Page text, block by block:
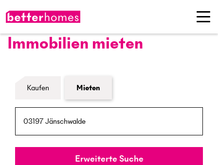
Immobilien mieten
Formular Immobiliensuche
Kaufen Mieten
Umkreis
Erweiterte Suche